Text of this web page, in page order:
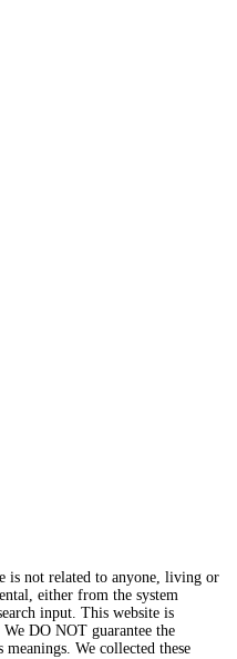
is not related to anyone, living or
either from the system
input. This website is
DO NOT guarantee the
We collected these